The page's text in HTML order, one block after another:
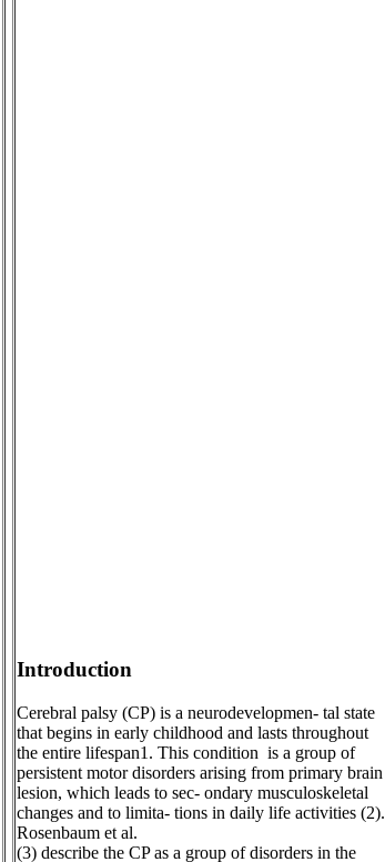
Introduction
Cerebral palsy (CP) is a neurodevelopmen- tal state
that begins in early childhood and lasts throughout
the entire lifespan1. This condition is a group of
persistent motor disorders arising from primary brain
lesion, which leads to sec- ondary musculoskeletal
changes and to limita- tions in daily life activities (2).
Rosenbaum et al.
(3) describe the CP as a group of disorders in the